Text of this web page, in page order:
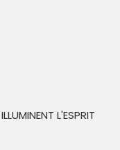
L'ESPRIT
écrivain et
et y